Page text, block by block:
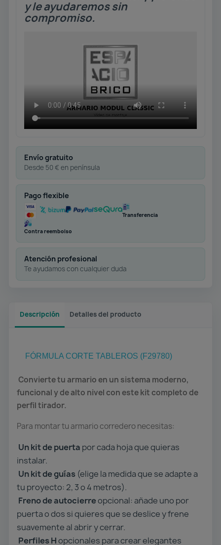
y le ayudaremos sin
compromiso.
Envío gratuito
Desde 50 € en península
Pago flexible
Transferencia
Contra reembolso
Atención profesional
Te ayudamos con cualquier duda
Descripción Detalles del producto
FÓRMULA CORTE TABLEROS (F29780)
Convierte tu armario en un sistema moderno,
funcional y de alto nivel con este kit completo de
perfil tirador.
Para montar tu armario corredero necesitas:
Un kit de puerta por cada hoja que quieras
instalar.
Un kit de guías (elige la medida que se adapte a
tu proyecto: 2, 3 o 4 metros).
Freno de autocierreopcional: añade uno por
puerta o dos si quieres que se deslice y frene
suavemente al abrir y cerrar.
Perfiles Hopcionales para crear elegantes